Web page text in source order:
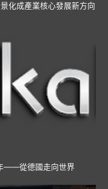
化成產業核心發展新方向
——從德國走向世界